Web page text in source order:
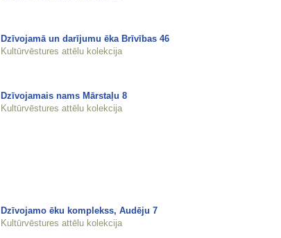
Dzīvojamā un darījumu ēka Brīvības 46
Kultūrvēstures attēlu kolekcija
Dzīvojamais nams Mārstaļu 8
Kultūrvēstures attēlu kolekcija
Dzīvojamo ēku komplekss, Audēju 7
Kultūrvēstures attēlu kolekcija